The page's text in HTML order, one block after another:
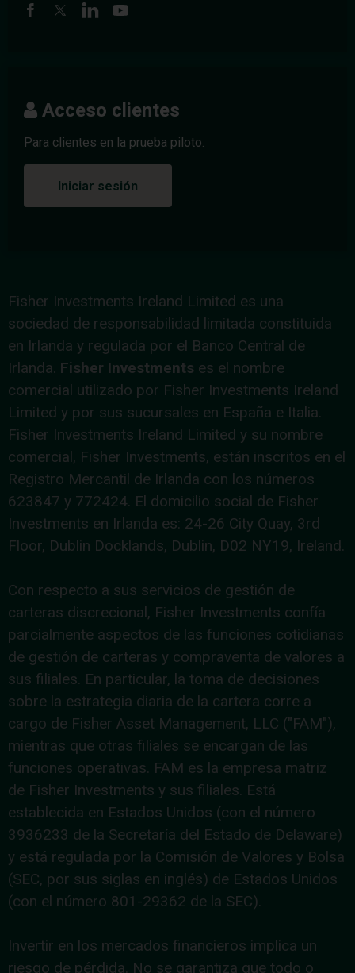
Acceso clientes
Para clientes en la prueba piloto.
Iniciar sesión
Fisher Investments Ireland Limited es una
sociedad de responsabilidad limitada constituida
en Irlanda y regulada por el Banco Central de
Irlanda. Fisher Investments es el nombre
comercial utilizado por Fisher Investments Ireland
Limited y por sus sucursales en España e Italia.
Fisher Investments Ireland Limited y su nombre
comercial, Fisher Investments, están inscritos en el
Registro Mercantil de Irlanda con los números
623847 y 772424. El domicilio social de Fisher
Investments en Irlanda es: 24-26 City Quay, 3rd
Floor, Dublin Docklands, Dublin, D02 NY19, Ireland.
Con respecto a sus servicios de gestión de
carteras discrecional, Fisher Investments confía
parcialmente aspectos de las funciones cotidianas
de gestión de carteras y compraventa de valores a
sus filiales. En particular, la toma de decisiones
sobre la estrategia diaria de la cartera corre a
cargo de Fisher Asset Management, LLC ("FAM"),
mientras que otras filiales se encargan de las
funciones operativas. FAM es la empresa matriz
de Fisher Investments y sus filiales. Está
establecida en Estados Unidos (con el número
3936233 de la Secretaría del Estado de Delaware)
y está regulada por la Comisión de Valores y Bolsa
(SEC, por sus siglas en inglés) de Estados Unidos
(con el número 801-29362 de la SEC).
Invertir en los mercados financieros implica un
riesgo de pérdida. No se garantiza que todo o